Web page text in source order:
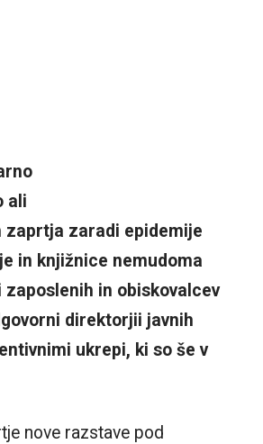
ali
zaprtja zaradi epidemije
in knjižnice nemudoma
zaposlenih in obiskovalcev
direktorjii javnih
ukrepi, ki so še v
nove razstave pod